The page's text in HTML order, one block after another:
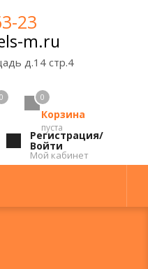
23
m.ru
д.14 стр.4
0
Корзина
пуста
0
Регистрация/
Войти
Мой кабинет